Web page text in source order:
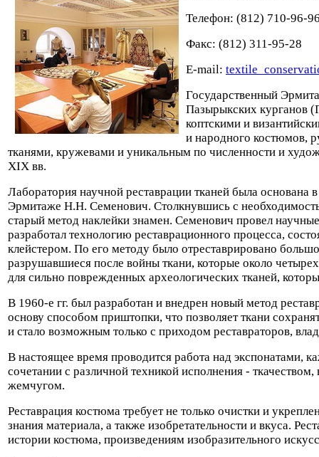
Телефон: (812) 710-96-
Факс: (812) 311-95-28
Е-mail:
Государственный
Пазырыкских курганов
коптскими и
и народного костюмов,
тканями, кружевами и уникальным по численности и
XIX вв.
Лаборатория научной реставрации тканей была основана
Эрмитаже Н.Н. Семенович. Столкнувшись с
старый метод наклейки знамен. Семенович провел
разработал технологию реставрационного процесса,
клейстером. По его методу было отреставрировано
разрушавшиеся после войны ткани, которые около
для сильно поврежденных археологических тканей,
В 1960-е гг. был разработан и внедрен новый метод
основу способом приштопки, что позволяет ткани
и стало возможным только с приходом реставраторов,
В настоящее время проводится работа над экспонатами,
сочетании с различной техникой исполнения -
жемчугом.
Реставрация костюма требует не только очистки и
знания материала, а также изобретательности и вкуса.
истории костюма, произведениям изобразительного